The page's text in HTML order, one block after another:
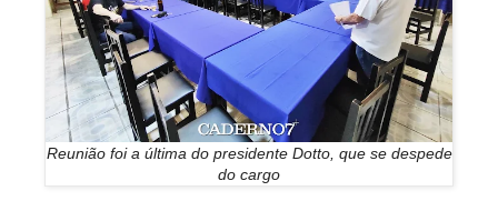
Reunião foi a última do presidente Dotto, que se despede
do cargo